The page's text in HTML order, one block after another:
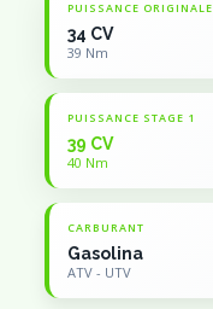
PUISSANCE ORIGINALE
34 CV
39 Nm
PUISSANCE STAGE 1
39 CV
40 Nm
CARBURANT
Gasolina
ATV - UTV